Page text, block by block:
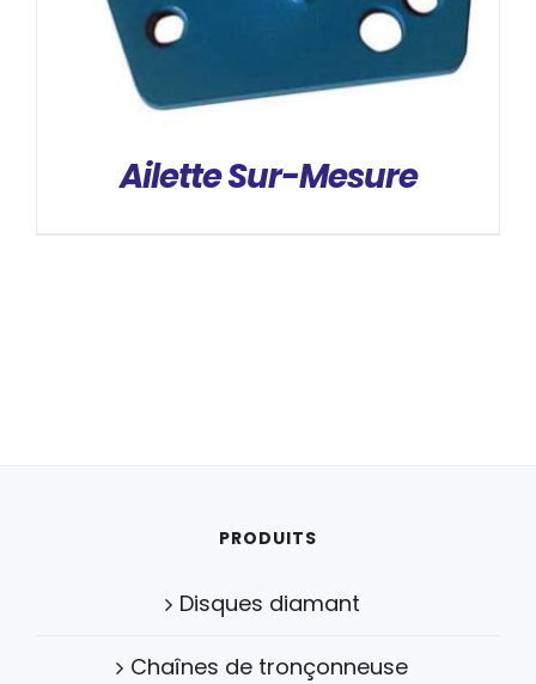
Ailette Sur-Mesure
PRODUITS
Disques diamant
Chaînes de tronçonneuse